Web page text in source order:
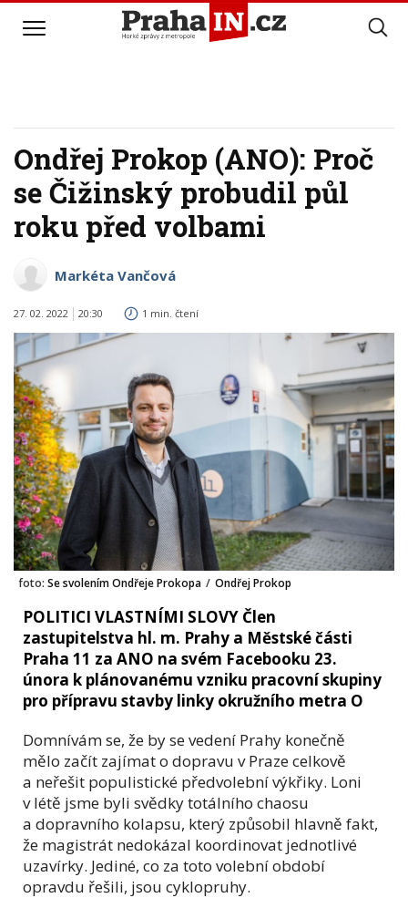
Ondřej Prokop (ANO): Proč
se Čižinský probudil půl
roku před volbami
Markéta Vančová
27. 02. 2022 20:30 1 min. čtení
foto: Se svolením Ondřeje Prokopa / Ondřej Prokop
POLITICI VLASTNÍMI SLOVY Člen
zastupitelstva hl. m. Prahy a Městské části
Praha 11 za ANO na svém Facebooku 23.
února k plánovanému vzniku pracovní skupiny
pro přípravu stavby linky okružního metra O
Domnívám se, že by se vedení Prahy konečně
mělo začít zajímat o dopravu v Praze celkově
a neřešit populistické předvolební výkřiky. Loni
v létě jsme byli svědky totálního chaosu
a dopravního kolapsu, který způsobil hlavně fakt,
že magistrát nedokázal koordinovat jednotlivé
uzavírky. Jediné, co za toto volební období
opravdu řešili, jsou cyklopruhy.